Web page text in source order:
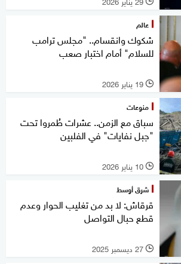
عالم
شكوك وانقسام.. "مجلس ترامب
للسلام" أمام اختبار صعب
l 19 يناير 2026
منوعات
سباق مع الزمن.. عشرات طُمروا تحت
"جبل نفايات" في الفلبين
l 10 يناير 2026
شرق أوسط
قرقاش: لا بد من تغليب الحوار وعدم
قطع حبال التواصل
l 27 ديسمبر 2025